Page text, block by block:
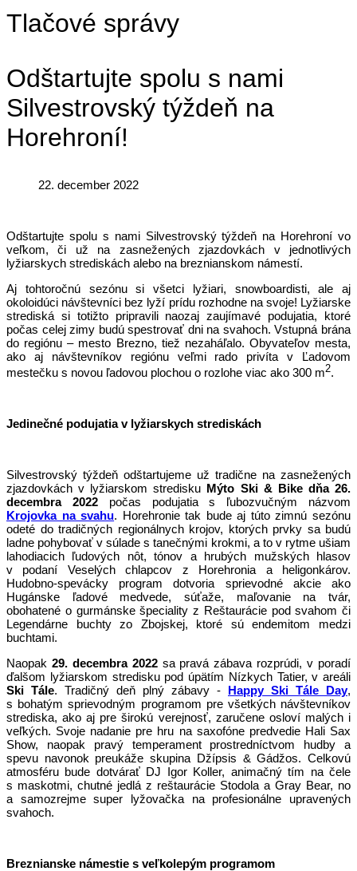
Tlačové správy
Odštartujte spolu s nami
Silvestrovský týždeň na
Horehroní!
22. december 2022
Odštartujte spolu s nami Silvestrovský týždeň na Horehroní vo
veľkom, či už na zasnežených zjazdovkách v jednotlivých
lyžiarskych strediskách alebo na breznianskom námestí.
Aj tohtoročnú sezónu si všetci lyžiari, snowboardisti, ale aj
okoloidúci návštevníci bez lyží prídu rozhodne na svoje! Lyžiarske
strediská si totižto pripravili naozaj zaujímavé podujatia, ktoré
počas celej zimy budú spestrovať dni na svahoch. Vstupná brána
do regiónu – mesto Brezno, tiež nezaháľalo. Obyvateľov mesta,
ako aj návštevníkov regiónu veľmi rado privíta v Ľadovom
mestečku s novou ľadovou plochou o rozlohe viac ako 300 m2.
Jedinečné podujatia v lyžiarskych strediskách
Silvestrovský týždeň odštartujeme už tradične na zasnežených
zjazdovkách v lyžiarskom stredisku Mýto Ski & Bike dňa 26.
decembra 2022počas podujatia s ľubozvučným názvom
Krojovka na svahu. Horehronie tak bude aj túto zimnú sezónu
odeté do tradičných regionálnych krojov, ktorých prvky sa budú
ladne pohybovať v súlade s tanečnými krokmi, a to v rytme ušiam
lahodiacich ľudových nôt, tónov a hrubých mužských hlasov
v podaní Veselých chlapcov z Horehronia a heligonkárov.
Hudobno-spevácky program dotvoria sprievodné akcie ako
Hugánske ľadové medvede, súťaže, maľovanie na tvár,
obohatené o gurmánske špeciality z Reštaurácie pod svahom či
Legendárne buchty zo Zbojskej, ktoré sú endemitom medzi
buchtami.
Naopak 29. decembra 2022sa pravá zábava rozprúdi, v poradí
ďalšom lyžiarskom stredisku pod úpätím Nízkych Tatier, v areáli
Ski Tále. Tradičný deň plný zábavy - Happy Ski Tále Day,
s bohatým sprievodným programom pre všetkých návštevníkov
strediska, ako aj pre širokú verejnosť, zaručene osloví malých i
veľkých. Svoje nadanie pre hru na saxofóne predvedie Hali Sax
Show, naopak pravý temperament prostredníctvom hudby a
spevu navonok preukáže skupina Džípsis & Gádžos. Celkovú
atmosféru bude dotvárať DJ Igor Koller, animačný tím na čele
s maskotmi, chutné jedlá z reštaurácie Stodola a Gray Bear, no
a samozrejme super lyžovačka na profesionálne upravených
svahoch.
Breznianske námestie s veľkolepým programom